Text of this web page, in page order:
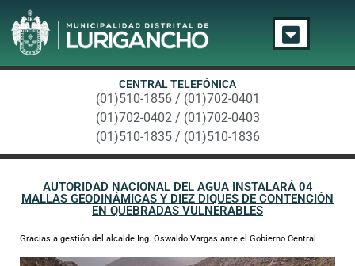
CENTRAL TELEFÓNICA
(01)510-1856 / (01)702-0401
(01)702-0402 / (01)702-0403
(01)510-1835 / (01)510-1836
AUTORIDAD NACIONAL DEL AGUA INSTALARÁ 04
MALLAS GEODINÁMICAS Y DIEZ DIQUES DE CONTENCIÓN
EN QUEBRADAS VULNERABLES
Gracias a gestión del alcalde Ing. Oswaldo Vargas ante el Gobierno Central